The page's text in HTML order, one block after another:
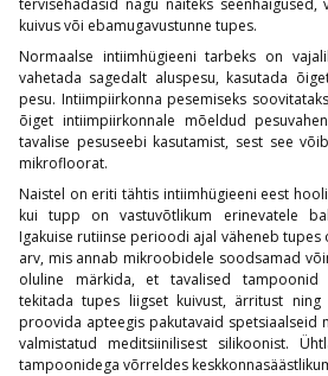
tervisehädasid nagu näiteks
kuivus või ebamugavustunne tupes.
Normaalse intiimhügieeni tarbeks on
vahetada sagedalt aluspesu, kasutada
pesu. Intiimpiirkonna pesemiseks
õiget intiimpiirkonnale mõeldud
tavalise pesuseebi kasutamist, sest see
mikrofloorat.
Naistel on eriti tähtis intiimhügieeni eest
kui tupp on vastuvõtlikum erinevatele
Igakuise rutiinse perioodi ajal väheneb
arv, mis annab mikroobidele soodsamad
oluline märkida, et tavalised tampoonid
tekitada tupes liigset kuivust, ärritust ning
proovida apteegis pakutavaid spetsiaalseid
valmistatud meditsiinilisest silikoonist.
tampoonidega võrreldes